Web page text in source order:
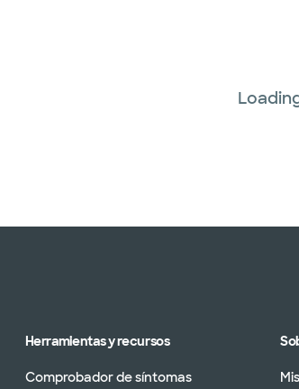
Herramientas y recursos
Comprobador de síntomas